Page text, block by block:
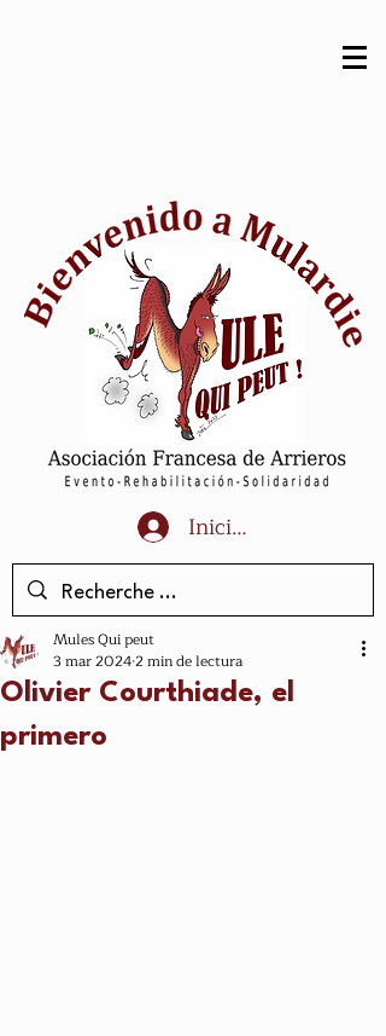
Iniciar sesión
Olivier Courthiade, el
primero
Mules Qui peut
3 mar 20242 min de lectura